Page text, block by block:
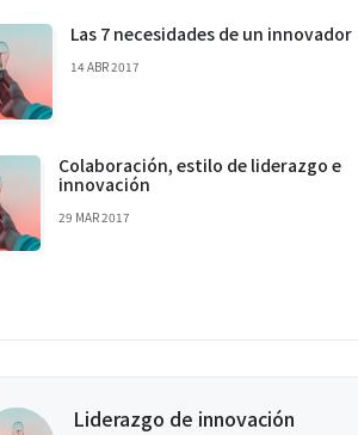
Las 7 necesidades de un innovador
14 ABR 2017
Colaboración, estilo de liderazgo e
innovación
29 MAR 2017
Liderazgo de innovación